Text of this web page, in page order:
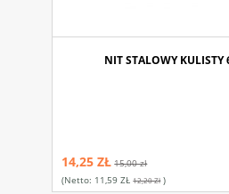
NIT STALOWY
14,25 ZŁ 15,00 zł
(netto: 11,59 ZŁ 12,20 Zł)